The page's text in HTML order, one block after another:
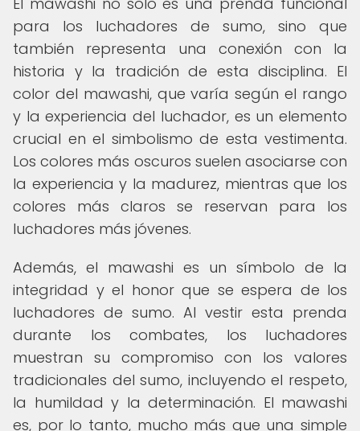
para los luchadores de sumo, sino que
también representa una conexión con la
historia y la tradición de esta disciplina. El
color del mawashi, que varía según el rango
y la experiencia del luchador, es un elemento
crucial en el simbolismo de esta vestimenta.
Los colores más oscuros suelen asociarse con
la experiencia y la madurez, mientras que los
colores más claros se reservan para los
luchadores más jóvenes.
Además, el mawashi es un símbolo de la
integridad y el honor que se espera de los
luchadores de sumo. Al vestir esta prenda
durante los combates, los luchadores
muestran su compromiso con los valores
tradicionales del sumo, incluyendo el respeto,
la humildad y la determinación. El mawashi
es, por lo tanto, mucho más que una simple